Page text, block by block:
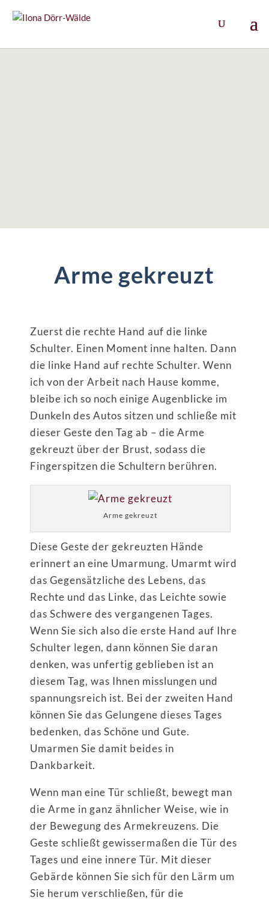
Arme gekreuzt
Zuerst die rechte Hand auf die linke
Schulter. Einen Moment inne halten. Dann
die linke Hand auf rechte Schulter. Wenn
ich von der Arbeit nach Hause komme,
bleibe ich so noch einige Augenblicke im
Dunkeln des Autos sitzen und schließe mit
dieser Geste den Tag ab – die Arme
gekreuzt über der Brust, sodass die
Fingerspitzen die Schultern berühren.
Arme gekreuzt
Diese Geste der gekreuzten Hände
erinnert an eine Umarmung. Umarmt wird
das Gegensätzliche des Lebens, das
Rechte und das Linke, das Leichte sowie
das Schwere des vergangenen Tages.
Wenn Sie sich also die erste Hand auf Ihre
Schulter legen, dann können Sie daran
denken, was unfertig geblieben ist an
diesem Tag, was Ihnen misslungen und
spannungsreich ist. Bei der zweiten Hand
können Sie das Gelungene dieses Tages
bedenken, das Schöne und Gute.
Umarmen Sie damit beides in
Dankbarkeit.
Wenn man eine Tür schließt, bewegt man
die Arme in ganz ähnlicher Weise, wie in
der Bewegung des Armekreuzens. Die
Geste schließt gewissermaßen die Tür des
Tages und eine innere Tür. Mit dieser
Gebärde können Sie sich für den Lärm um
Sie herum verschließen, für die